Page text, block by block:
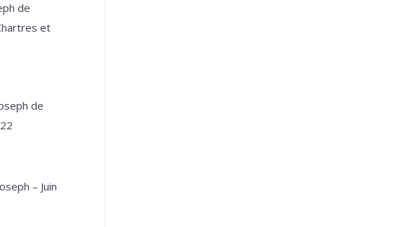
de
et
de
– Juin